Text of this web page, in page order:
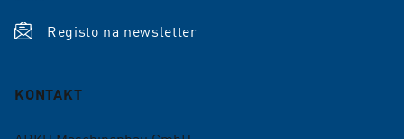
Registo na newsletter
KONTAKT